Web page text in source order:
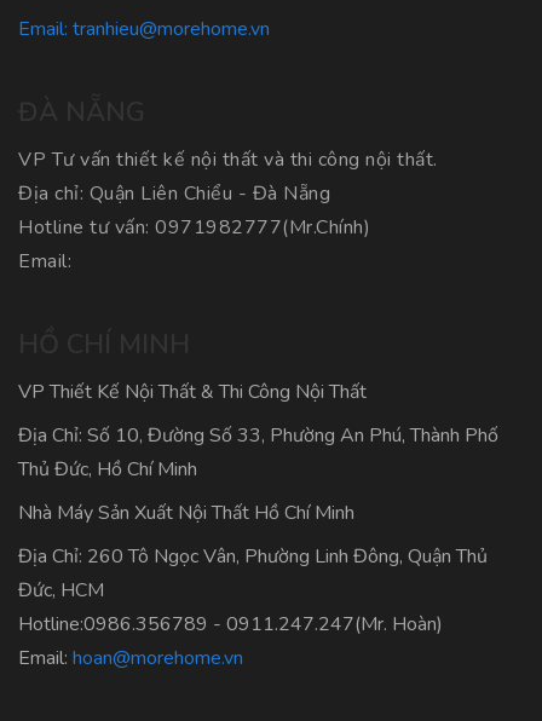
Email: tranhieu@morehome.vn
VP Tư vấn thiết kế nội thất và thi công nội thất.
Địa chỉ: Quận Liên Chiểu - Đà Nẵng
Hotline tư vấn: 0971982777(Mr.Chính)
Email:
VP Thiết Kế Nội Thất & Thi Công Nội Thất
Địa Chỉ: Số 10, Đường Số 33, Phường An Phú, Thành Phố
Thủ Đức, Hồ Chí Minh
Nhà Máy Sản Xuất Nội Thất Hồ Chí Minh
Địa Chỉ: 260 Tô Ngọc Vân, Phường Linh Đông, Quận Thủ
Đức, HCM
Hotline:0986.356789 - 0911.247.247(Mr. Hoàn)
Email: hoan@morehome.vn